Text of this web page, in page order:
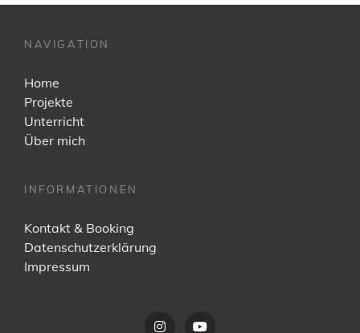
NAVIGATION
Home
Projekte
Unterricht
Über mich
INFORMATIONEN
Kontakt & Booking
Datenschutzerklärung
Impressum
InstagramYouTube